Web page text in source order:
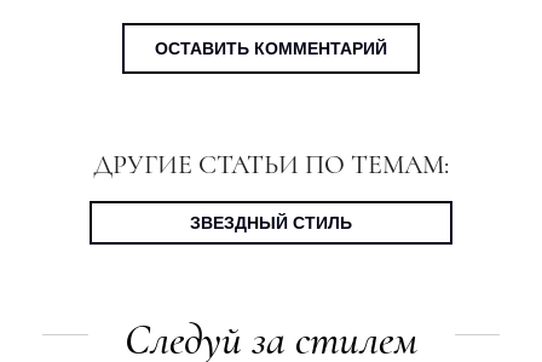
ОСТАВИТЬ КОММЕНТАРИЙ
ДРУГИЕ СТАТЬИ ПО ТЕМАМ:
ЗВЕЗДНЫЙ СТИЛЬ
Следуй за стилем